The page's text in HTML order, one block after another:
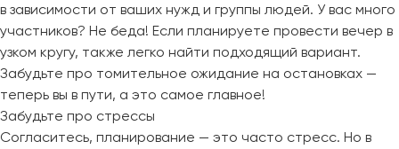
в зависимости от ваших нужд и группы людей. У вас много
участников? Не беда! Если планируете провести вечер в
узком кругу, также легко найти подходящий вариант.
Забудьте про томительное ожидание на остановках —
теперь вы в пути, а это самое главное!
Забудьте про стрессы
Согласитесь, планирование — это часто стресс. Но в